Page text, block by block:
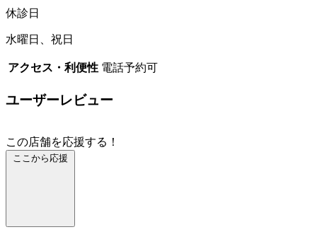
休診日
水曜日、祝日
アクセス・利便性 電話予約可
ユーザーレビュー
この店舗を応援する！
ここから応援